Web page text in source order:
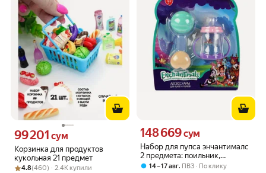
Корзинка для продуктов
кукольная 21 предмет
Цена 99201 сум вместо
99 201 сум
Рейтинг товара: 4.8 из 5
Оценок: (460) · 2.4K купили
4.8(460) · 2.4K купили
Набор для пупса энчантималс
2 предмета: поильник,
погремушка
Цена 148669 сум вместо
148 669сум
14 – 17 авг, ПВЗ По клику